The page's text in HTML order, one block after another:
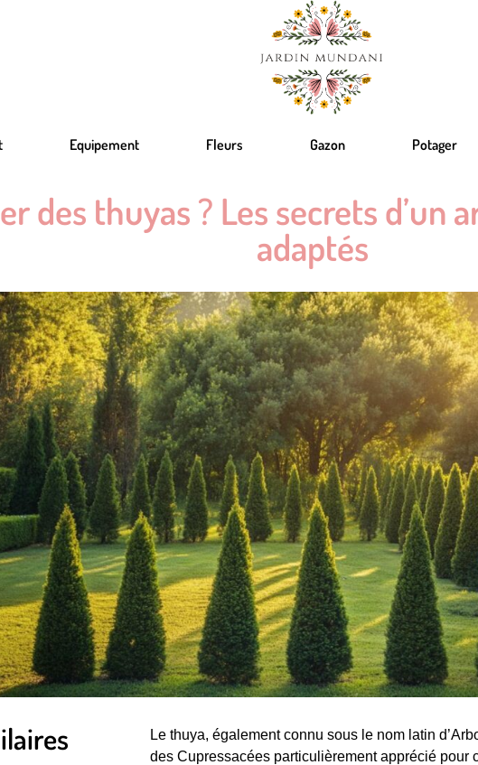
Equipement Fleurs Gazon Potager
des thuyas ? Les secrets d’un
adaptés
Le thuya, également connu sous le nom latin
des Cupressacées particulièrement apprécié pour